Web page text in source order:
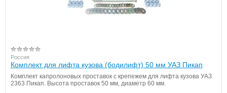
Россия
Комплект для лифта кузова (бодилифт) 50 мм УАЗ Пикап
Комплект капролоновых проставок с крепежем для лифта кузова УАЗ
2363 Пикап. Высота проставок 50 мм, диаметр 60 мм.